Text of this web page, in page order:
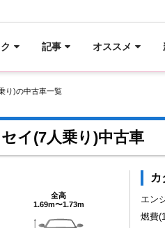
記事 オススメ
り)の中古車一覧
イ(7人乗り)中古車
全高
1.69m〜1.73m
カ
エン
燃費